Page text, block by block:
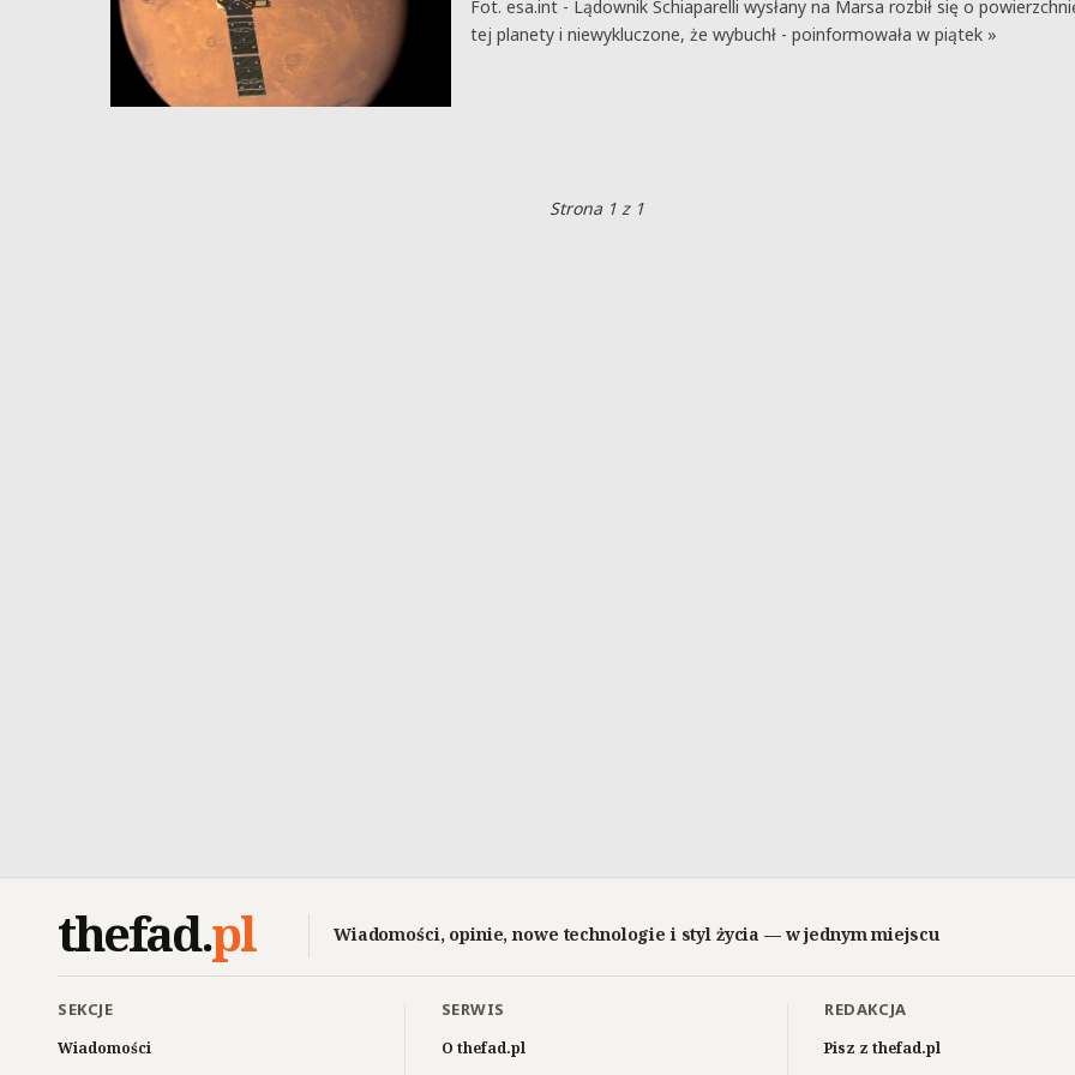
Fot. esa.int - Lądownik Schiaparelli wysłany na Marsa rozbił się o
tej planety i niewykluczone, że wybuchł - poinformowała w piątek »
Strona 1 z 1
thefad.pl Wiadomości, opinie, nowe technologie i styl życia — w jednym miejscu
SEKCJE
Wiadomości
SERWIS
O thefad.pl
REDAKCJA
Pisz z thefad.pl